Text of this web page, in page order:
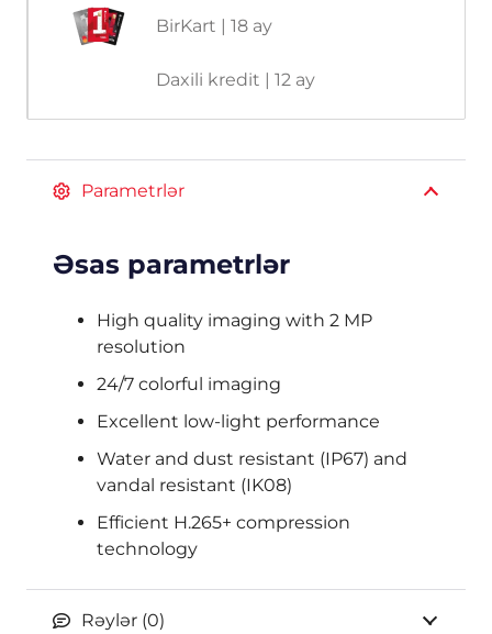
BirKart | 18 ay
Daxili kredit | 12 ay
Parametrlər
Əsas parametrlər
High quality imaging with 2 MP
resolution
24/7 colorful imaging
Excellent low-light performance
Water and dust resistant (IP67) and
vandal resistant (IK08)
Efficient H.265+ compression
technology
Rəylər (0)